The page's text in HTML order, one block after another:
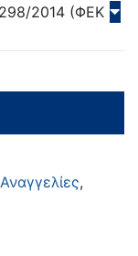
2014 (ΦΕΚ
Αναγγελίες,